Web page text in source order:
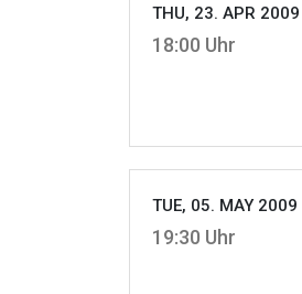
THU, 23. APR 2009
18:00 Uhr
TUE, 05. MAY 2009
19:30 Uhr